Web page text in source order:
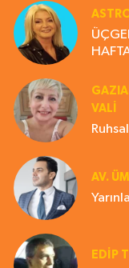
VALİ
AV.
EDIP